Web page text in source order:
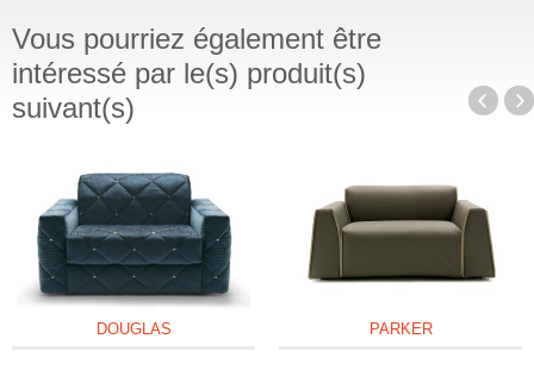
Vous pourriez également être
intéressé par le(s) produit(s)
suivant(s)
DOUGLAS PARKER